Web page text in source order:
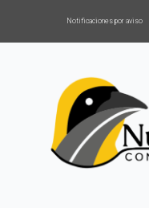
Notificaciones por aviso